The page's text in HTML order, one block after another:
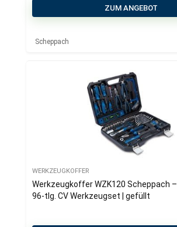
ZUM ANGEBOT
Scheppach
WERKZEUGKOFFER
Werkzeugkoffer WZK120 Scheppach –
96-tlg. CV Werkzeugset | gefüllt